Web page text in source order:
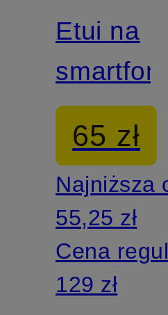
MUNICH
Etui na
smartfon
65 zł
Najniższa
55,25 zł
Cena
129 zł